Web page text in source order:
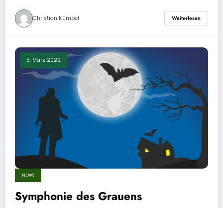
Christian Kümpel Weiterlesen
5. März 2022
NEWS
Symphonie des Grauens